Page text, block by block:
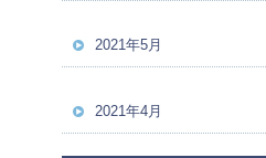
2021年5月
2021年4月